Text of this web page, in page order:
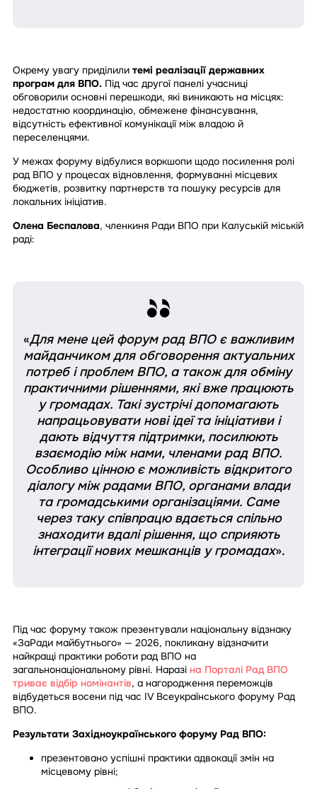
Окрему увагу приділили темі реалізації державних
програм для ВПО. Під час другої панелі учасниці
обговорили основні перешкоди, які виникають на місцях:
недостатню координацію, обмежене фінансування,
відсутність ефективної комунікації між владою й
переселенцями.
У межах форуму відбулися воркшопи щодо посилення ролі
рад ВПО у процесах відновлення, формуванні місцевих
бюджетів, розвитку партнерств та пошуку ресурсів для
локальних ініціатив.
Олена Беспалова, членкиня Ради ВПО при Калуській міській
раді:
«Для мене цей форум рад ВПО є важливим
майданчиком для обговорення актуальних
потреб і проблем ВПО, а також для обміну
практичними рішеннями, які вже працюють
у громадах. Такі зустрічі допомагають
напрацьовувати нові ідеї та ініціативи і
дають відчуття підтримки, посилюють
взаємодію між нами, членами рад ВПО.
Особливо цінною є можливість відкритого
діалогу між радами ВПО, органами влади
та громадськими організаціями. Саме
через таку співпрацю вдається спільно
знаходити вдалі рішення, що сприяють
інтеграції нових мешканців у громадах».
Під час форуму також презентували національну відзнаку
«ЗаРади майбутнього» — 2026, покликану відзначити
найкращі практики роботи рад ВПО на
загальнонаціональному рівні. Наразі на Порталі Рад ВПО
триває відбір номінантів, а нагородження переможців
відбудеться восени під час IV Всеукраїнського форуму Рад
ВПО.
Результати Західноукраїнського форуму Рад ВПО:
презентовано успішні практики адвокації змін на
місцевому рівні;